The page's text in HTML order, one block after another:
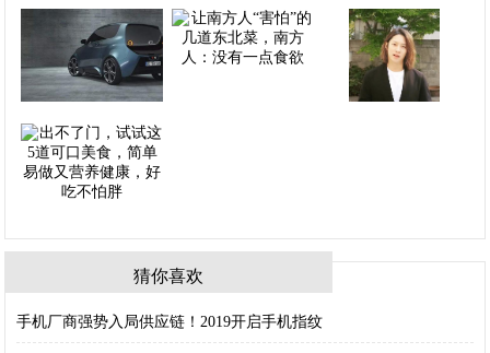
猜你喜欢
手机厂商强势入局供应链！2019开启手机指纹